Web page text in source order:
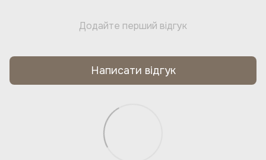
Додайте перший відгук
Написати відгук